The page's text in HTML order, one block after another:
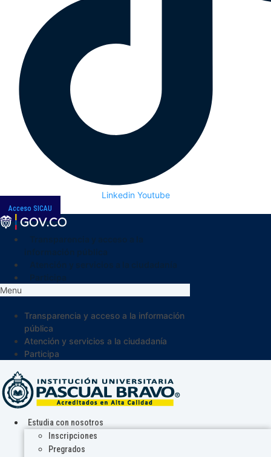
Linkedin Youtube
Acceso SICAU
Menu
Transparencia y acceso a la información
pública
Atención y servicios a la ciudadanía
Participa
Estudia con nosotros
Inscripciones
Pregrados